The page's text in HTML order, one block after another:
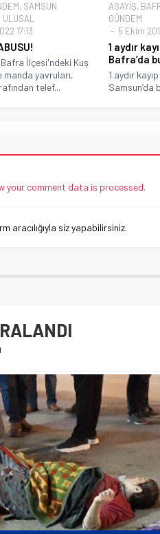
, SAMSUN
ULUSAL
17:13
İlçesi'ndeki Kuş
manda yavruları,
telef...
ASAYİŞ,
GÜNDEM
5 Ekim
1 aydır
Bafra’da
1 aydır
Samsun’da
your comment data is processed.
aracılığıyla siz yapabilirsiniz.